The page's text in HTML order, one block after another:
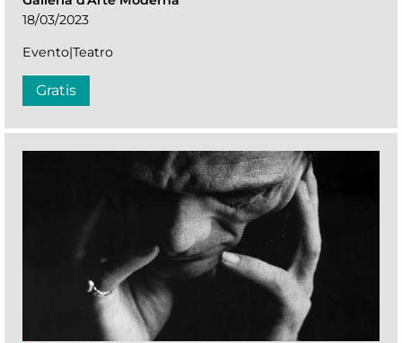
18/03/2023
Evento|Teatro
Gratis